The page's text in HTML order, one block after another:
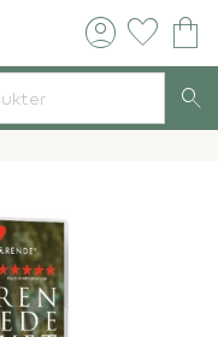
account_circle favorite shopping_bag
search